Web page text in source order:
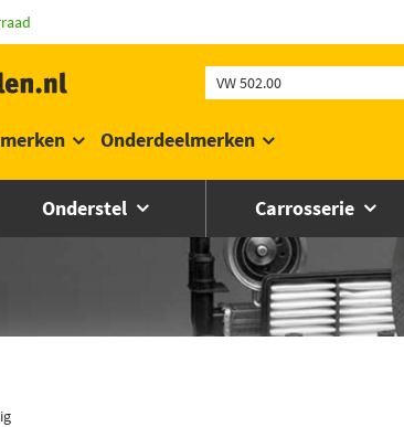
*
Onderdeelmerken
Onderstel Carrosserie